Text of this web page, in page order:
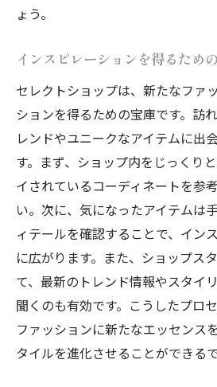
ょう。
インスピレーションを得るため
セレクトショップは、新たなファ
ションを得るための宝庫です。訪
レンドやユニークなアイテムに出
す。まず、ショップ内をじっくり
イされているコーディネートを参
い。次に、気になったアイテムは
ィテールを確認することで、イン
に広がります。また、ショップス
て、最新のトレンド情報やスタイ
聞くのも有効です。こうしたプロ
ファッションに新たなエッセンス
タイルを進化させることができるで